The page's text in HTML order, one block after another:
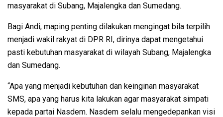
masyarakat di Subang, Majalengka dan Sumedang.
Bagi Andi, maping penting dilakukan mengingat bila terpilih
menjadi wakil rakyat di DPR RI, dirinya dapat mengetahui
pasti kebutuhan masyarakat di wilayah Subang, Majalengka
dan Sumedang.
“Apa yang menjadi kebutuhan dan keinginan masyarakat
SMS, apa yang harus kita lakukan agar masyarakat simpati
kepada partai Nasdem. Nasdem selalu mengedepankan visi